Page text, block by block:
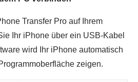
Transfer Pro auf Ihrem
Ihr iPhone über ein USB-Kabel
wird Ihr iPhone automatisch
zeigen.